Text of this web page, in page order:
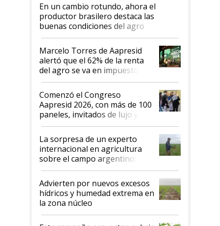
En un cambio rotundo, ahora el
productor brasilero destaca las
buenas condiciones del agro
argentino para invertir: "Los veo
más motivados"
Marcelo Torres de Aapresid
alertó que el 62% de la renta
del agro se va en impuestos:
"No es bueno que en
Argentina se sigan discutiendo
las mismas cosas de hace 50
años"
Comenzó el Congreso
Aapresid 2026, con más de 100
paneles, invitados de lujo y
todas las tendencias
La sorpresa de un experto
internacional en agricultura
sobre el campo argentino:
"Estoy muy impresionado"
Advierten por nuevos excesos
hídricos y humedad extrema en
la zona núcleo